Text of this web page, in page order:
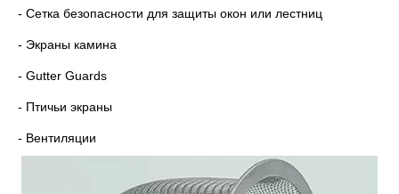
- Сетка безопасности для защиты окон или лестниц
- Экраны камина
- Gutter Guards
- Птичьи экраны
- Вентиляции